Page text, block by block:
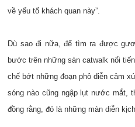
về yếu tố khách quan này”.
Dù sao đi nữa, để tìm ra được
bước trên những sàn catwalk nổi
chế bớt những đoạn phô diễn cảm
sóng nào cũng ngập lụt nước mắt,
đồng rằng, đó là những màn diễn